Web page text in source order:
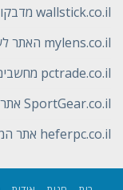
wallstick.co.il מדבקות קיר מעוצבות
mylens.co.il האתר לעדשות מגע
pctrade.co.il מחשבים מחודשים עם אחריות
SportGear.co.il אתר לטיולים ומחנאות zap
heferpc.co.il אתר המחשבים של עמק חפר